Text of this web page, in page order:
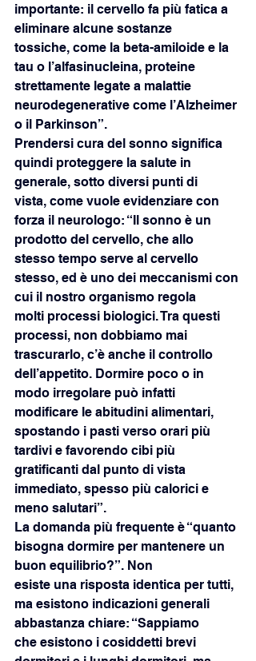
importante: il cervello fa più fatica a
eliminare alcune sostanze
tossiche, come la beta-amiloide e la
tau o l’alfasinucleina, proteine
strettamente legate a malattie
neurodegenerative come l’Alzheimer
o il Parkinson”.
Prendersi cura del sonno significa
quindi proteggere la salute in
generale, sotto diversi punti di
vista, come vuole evidenziare con
forza il neurologo: “Il sonno è un
prodotto del cervello, che allo
stesso tempo serve al cervello
stesso, ed è uno dei meccanismi con
cui il nostro organismo regola
molti processi biologici. Tra questi
processi, non dobbiamo mai
trascurarlo, c’è anche il controllo
dell’appetito. Dormire poco o in
modo irregolare può infatti
modificare le abitudini alimentari,
spostando i pasti verso orari più
tardivi e favorendo cibi più
gratificanti dal punto di vista
immediato, spesso più calorici e
meno salutari”.
La domanda più frequente è “quanto
bisogna dormire per mantenere un
buon equilibrio?”. Non
esiste una risposta identica per tutti,
ma esistono indicazioni generali
abbastanza chiare: “Sappiamo
che esistono i cosiddetti brevi